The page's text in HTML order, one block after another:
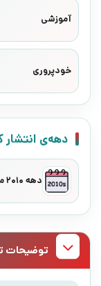
آموزشی
خودپروری
دهه‌ی انتشار
دهه 2010 میلادی
توضیحات